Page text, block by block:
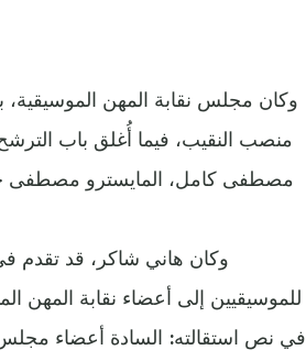
وكان مجلس نقابة المهن الموسيقية،
مصطفى كامل، المايسترو مصطفى
وكان هاني شاكر، قد تقدم
للموسيقيين إلى أعضاء نقابة المهن
في نص استقالته: السادة أعضاء مجلس